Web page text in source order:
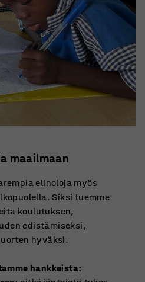
maailmaan
elinoloja myös
Siksi tuemme
koulutuksen,
edistämiseksi,
hyväksi.
hankkeista: